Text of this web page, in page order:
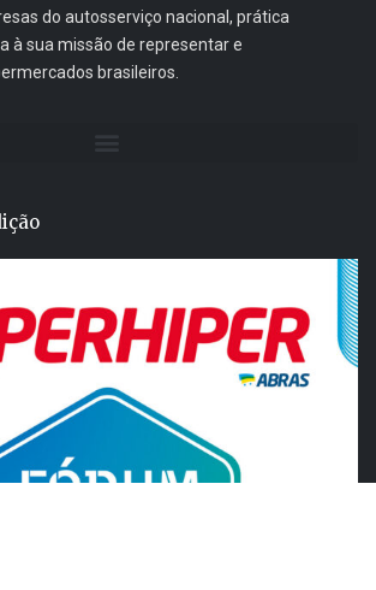
do autosserviço nacional, prática
à sua missão de representar e
brasileiros.